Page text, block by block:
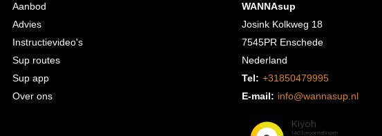
Aanbod
Advies
Instructievideo's
Sup routes
Sup app
Over ons
WANNAsup
Josink Kolkweg 18
7545PR Enschede
Nederland
Tel: +31850479995
E-mail: info@wannasup.nl